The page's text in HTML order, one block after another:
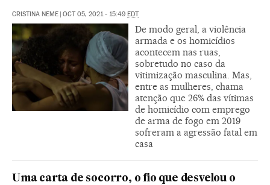
CRISTINA NEME OCT 05, 2021 - 15:49 EDT
De modo geral, a violência
armada e os homicídios
acontecem nas ruas,
sobretudo no caso da
vitimização masculina. Mas,
entre as mulheres, chama
atenção que 26% das vítimas
de homicídio com emprego
de arma de fogo em 2019
sofreram a agressão fatal em
casa
Uma carta de socorro, o fio que desvelou o